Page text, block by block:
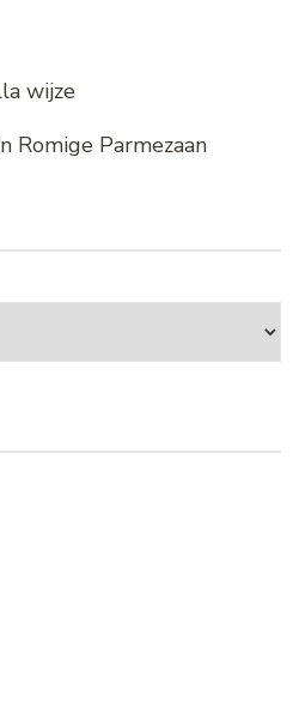
wijze
Romige Parmezaan